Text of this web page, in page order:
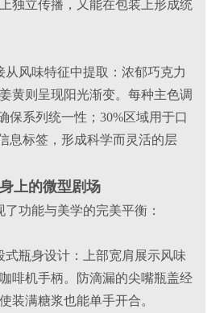
独立传播，又能在包装上形成统
从风味特征中提取：浓郁巧克力
黄则呈现阳光渐变。每种主色调
保系列统一性；30%区域用于口
息标签，形成科学而灵活的层
上的微型剧场
功能与美学的完美平衡：
式瓶身设计：上部宽肩展示风味
啡机手柄。防滴漏的尖嘴瓶盖经
装满糖浆也能单手开合。